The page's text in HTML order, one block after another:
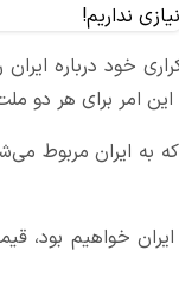
خود درباره
امر برای هر دو
به ایران
خواهیم